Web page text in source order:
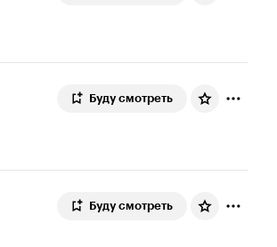
Буду смотреть
Буду смотреть